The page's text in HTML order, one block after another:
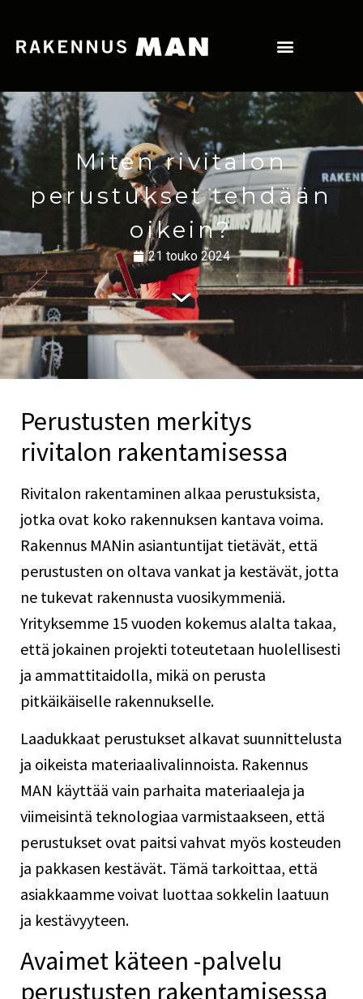
Miten rivitalon
perustukset tehdään
oikein?
21 touko 2024
Perustusten merkitys
rivitalon rakentamisessa
Rivitalon rakentaminen alkaa perustuksista,
jotka ovat koko rakennuksen kantava voima.
Rakennus MANin asiantuntijat tietävät, että
perustusten on oltava vankat ja kestävät, jotta
ne tukevat rakennusta vuosikymmeniä.
Yrityksemme 15 vuoden kokemus alalta takaa,
että jokainen projekti toteutetaan huolellisesti
ja ammattitaidolla, mikä on perusta
pitkäikäiselle rakennukselle.
Laadukkaat perustukset alkavat suunnittelusta
ja oikeista materiaalivalinnoista. Rakennus
MAN käyttää vain parhaita materiaaleja ja
viimeisintä teknologiaa varmistaakseen, että
perustukset ovat paitsi vahvat myös kosteuden
ja pakkasen kestävät. Tämä tarkoittaa, että
asiakkaamme voivat luottaa sokkelin laatuun
ja kestävyyteen.
Avaimet käteen -palvelu
perustusten rakentamisessa